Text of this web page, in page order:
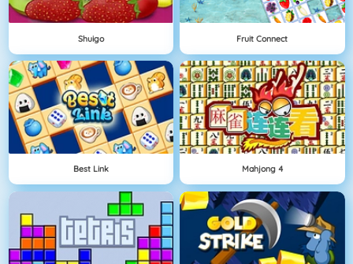
Shuigo Fruit Connect
Best Link Mahjong 4